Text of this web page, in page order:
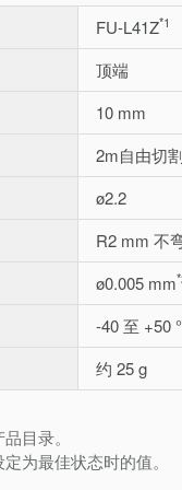
FU-L41Z*1
顶端
10 mm
2m自由切
ø2.2
R2 mm 不
ø0.005 mm
-40 至 +50
约 25 g
目录。
为最佳状态时的值。